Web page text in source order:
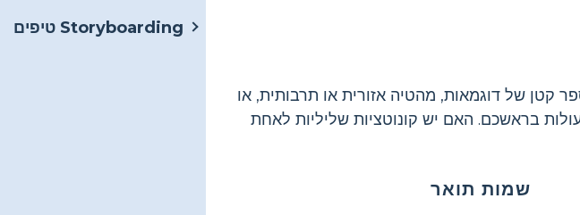
טיפים Storyboarding
קטן של דוגמאות, מהטיה אזורית או תרבותית, או
בראשכם. האם יש קונוטציות שליליות לאחת
שמות תואר